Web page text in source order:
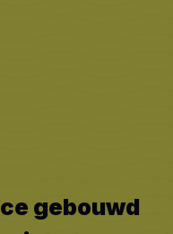
gebouwd